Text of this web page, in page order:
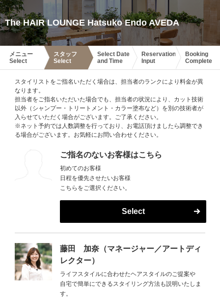
The HAIR LOUNGE Hatsuko Endo AVEDA
メニュー
Select
スタッフ
Select
Select Date
and Time
Reservation
Input
Booking
Complete
スタイリストをご指名いただく場合は、担当者のランクにより料金が異
なります。
担当者をご指名いただいた場合でも、担当者の状況により、カット技術
以外（シャンプー・トリートメント・カラー塗布など）を別の技術者が
入らせていただく場合がございます。ご了承ください。
※ネット予約では人数調整を行っており、お電話頂けましたら調整でき
る場合がございます。お気軽にお問い合わせください。
ご指名のないお客様はこちら
初めてのお客様
日程を優先させたいお客様
こちらをご選択ください。
Select
藤田 加奈（マネージャー／アートディ
レクター）
ライフスタイルに合わせたヘアスタイルのご提案や
自宅で簡単にできるスタイリング方法も説明いたしま
す。